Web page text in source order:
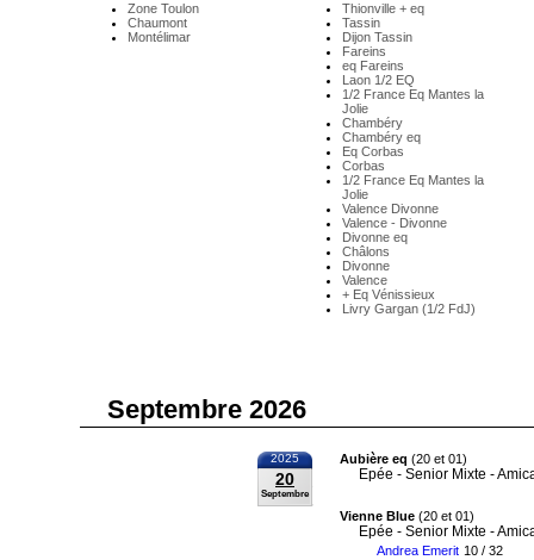
Zone Toulon
Chaumont
Montélimar
Thionville + eq
Tassin
Dijon Tassin
Fareins
eq Fareins
Laon 1/2 EQ
1/2 France Eq Mantes la
Jolie
Chambéry
Chambéry eq
Eq Corbas
Corbas
1/2 France Eq Mantes la
Jolie
Valence Divonne
Valence - Divonne
Divonne eq
Châlons
Divonne
Valence
+ Eq Vénissieux
Livry Gargan (1/2 FdJ)
Septembre 2026
2025
20
Septembre
Aubière eq (20 et 01)
Epée - Senior Mixte -
Vienne Blue (20 et 01)
Epée - Senior Mixte -
Andrea Emerit 10 / 32